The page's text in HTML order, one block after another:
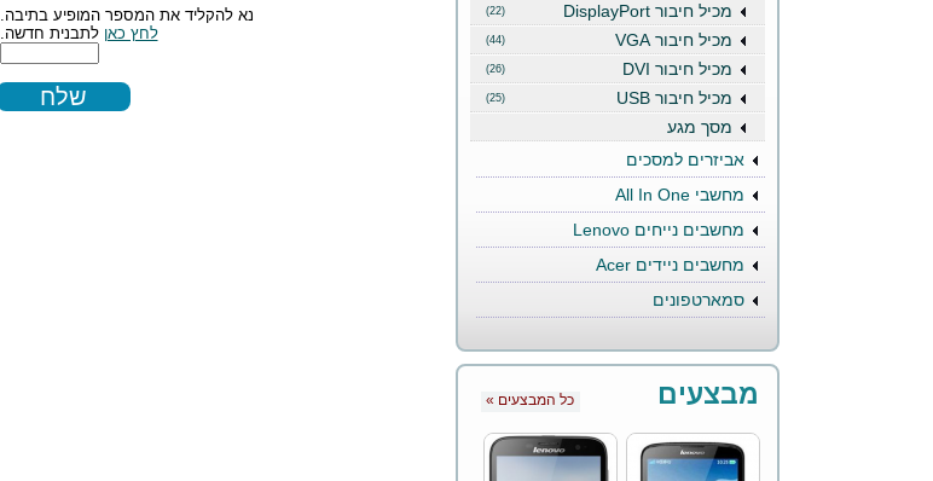
(22) מכיל חיבור DisplayPort
(44) מכיל חיבור VGA
(26) מכיל חיבור DVI
(25)
מכיל חיבור USB
מסך מגע
אביזרים למסכים
מחשבי All In One
מחשבים נייחים Lenovo
מחשבים ניידים Acer
סמארטפונים
« כל המבצעים מבצעים
נא להקליד את המספר המופיע בתיבה.
לחץ כאן לתבנית חדשה.